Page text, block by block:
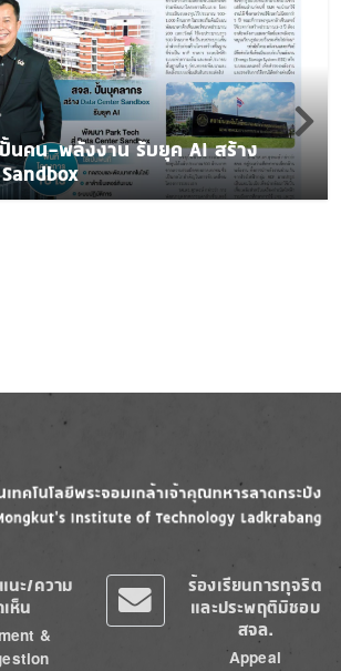
นคน-พลังงาน รับยุค AI สร้าง
นะ/ความ
ห็น
&
ร้องเรียนการทุจริต
และประพฤติมิชอบ
สจล.
Appeal